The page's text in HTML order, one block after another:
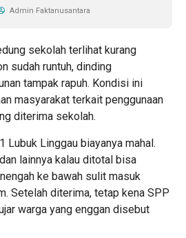
Admin Faktanusantara
sekolah terlihat kurang
sudah runtuh, dinding
tampak rapuh. Kondisi ini
masyarakat terkait penggunaan
diterima sekolah.
Lubuk Linggau biayanya mahal.
lainnya kalau ditotal bisa
ke bawah sulit masuk
Setelah diterima, tetap kena SPP
warga yang enggan disebut